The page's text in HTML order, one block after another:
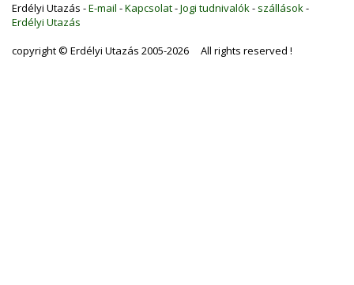
Erdélyi Utazás -E-mail -Kapcsolat-Jogi tudnivalók- szállások-
Erdélyi Utazás
copyright © Erdélyi Utazás 2005-2026 All rights reserved !